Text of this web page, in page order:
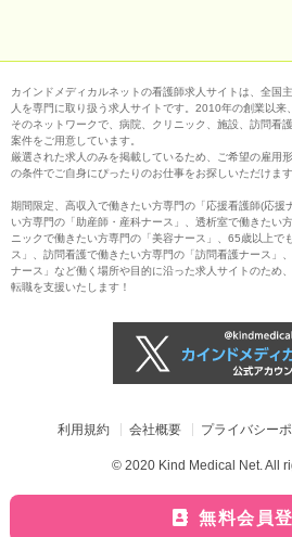
カインドメディカルネットの看護師求人サイトは、全国
人を専門に取り扱う求人サイトです。2010年の創業以来
そのネットワークで、病院、クリニック、施設、訪問看
案件をご用意しています。
厳選された求人のみを掲載しているため、ご希望の雇用
の条件でご自身にぴったりのお仕事をお探しいただけます
期間限定、高収入で働きたい方専門の「応援看護師(応援
い方専門の「助産師・産科ナース」、透析室で働きたい
ニックで働きたい方専門の「美容ナース」、65歳以上で
ス」、訪問看護で働きたい方専門の「訪問看護ナース」
ナース」など働く場所や目的に沿った求人サイトのため
転職を支援いたします！
利用規約 会社概要 プライバシー
© 2020 Kind Medical Net. All
無料会員